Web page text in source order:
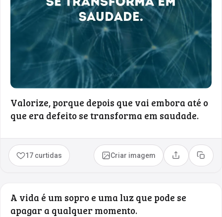
Valorize, porque depois que vai embora até o
que era defeito se transforma em saudade.
17 curtidas Criar imagem Compartilhar
Copiar
A vida é um sopro e uma luz que pode se
apagar a qualquer momento.